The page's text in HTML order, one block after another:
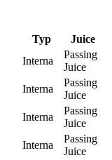
Typ
Juice
Interna
Passing
Juice
Interna
Passing
Juice
Interna
Passing
Juice
Interna
Passing
Juice